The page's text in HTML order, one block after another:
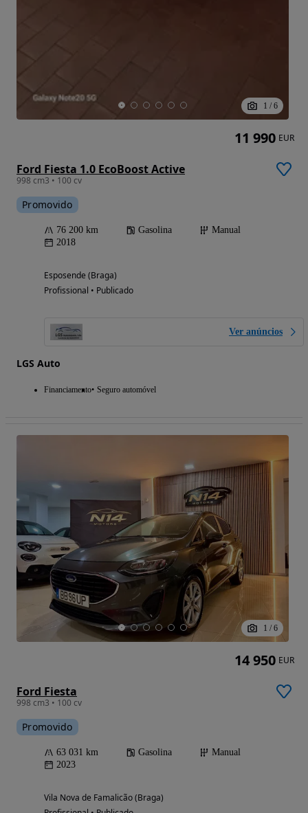
1 / 6
Ford Fiesta 1.0 EcoBoost Active
998 cm3 • 100 cv
Promovido
76 200 km Gasolina
Manual
2018
Esposende (Braga)
Profissional • Publicado
Ver anúncios
LGS Auto
Financiamento Seguro automóvel
11 990 EUR
1 / 6
Ford Fiesta
998 cm3 • 100 cv
Promovido
63 031 km Gasolina
Manual
2023
Vila Nova de Famalicão (Braga)
14 950 EUR